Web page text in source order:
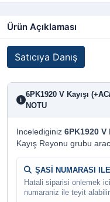
Ürün Açıklaması
Satıcıya Danış
i
6PK1920 V Kayışı
NOTU
Incelediginiz 6PK1920 V
Kayış Reyonu grubu
ŞASİ NUMARASI
Hatali siparisi onlemek
numaraniz ile teyit